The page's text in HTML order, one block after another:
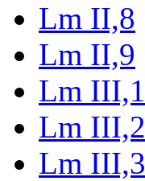
Lm II,8
Lm II,9
Lm III,1
Lm III,2
Lm III,3